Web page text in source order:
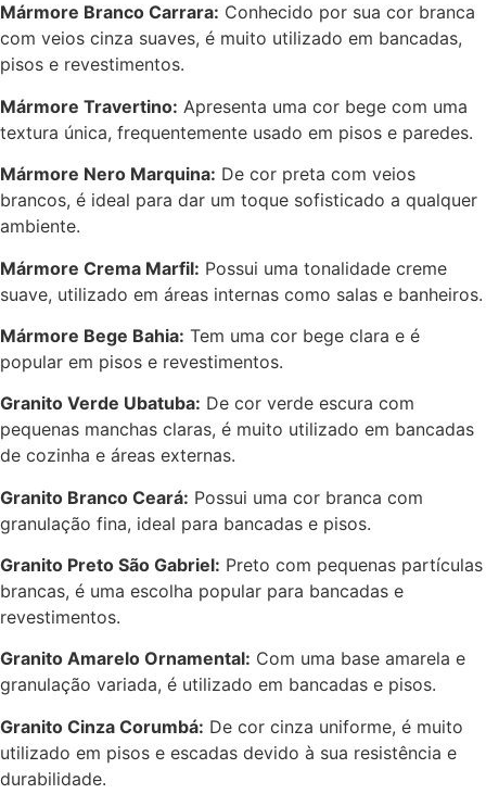
Mármore Branco Carrara: Conhecido por sua cor branca
com veios cinza suaves, é muito utilizado em bancadas,
pisos e revestimentos.
Mármore Travertino: Apresenta uma cor bege com uma
textura única, frequentemente usado em pisos e paredes.
Mármore Nero Marquina: De cor preta com veios
brancos, é ideal para dar um toque sofisticado a qualquer
ambiente.
Mármore Crema Marfil: Possui uma tonalidade creme
suave, utilizado em áreas internas como salas e banheiros.
Mármore Bege Bahia: Tem uma cor bege clara e é
popular em pisos e revestimentos.
Granito Verde Ubatuba: De cor verde escura com
pequenas manchas claras, é muito utilizado em bancadas
de cozinha e áreas externas.
Granito Branco Ceará: Possui uma cor branca com
granulação fina, ideal para bancadas e pisos.
Granito Preto São Gabriel: Preto com pequenas partículas
brancas, é uma escolha popular para bancadas e
revestimentos.
Granito Amarelo Ornamental: Com uma base amarela e
granulação variada, é utilizado em bancadas e pisos.
Granito Cinza Corumbá: De cor cinza uniforme, é muito
utilizado em pisos e escadas devido à sua resistência e
durabilidade.